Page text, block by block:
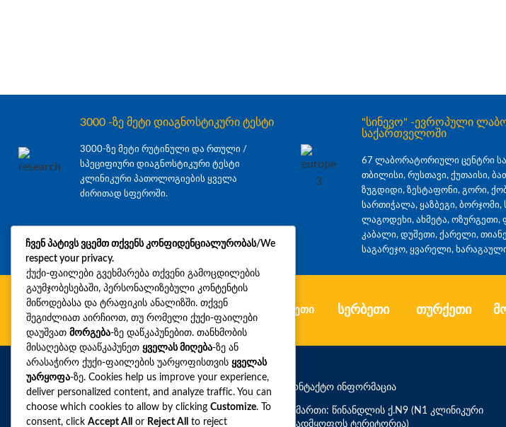
3000 -ზე მეტი დიაგნოსტიკური ტესტი
3000-ზე მეტი რუტინული და რთული /
სპეციფიური დიაგნოსტიკური ტესტი
კლინიკური პათოლოგიების ყველა
ძირითად სფეროში.
"სინევო" -ევროპული
საქართველოში
67 ლაბორატორიული ცენტრი
თბილისი, რუსთავი, ქუთაისი,
ზუგდიდი, ზესტაფონი, გორი,
სართიჭალა, ყაზბეგი, ბორჯომი,
ლაგოდეხი, ახმეტა,
კაბალი, დუშეთი, ქარელი,
საგარეჯო, ყვარელი,
გერმანია რუმინეთი უკრაინა ბულგარეთი სერბეთი თურქეთი
საკონტაქტო ინფორმაცია
მისამართი: წინანდლის ქ.N9 (N1 კლინიკური
საავადმყოფოს ტერიტორია)
ჩვენ პატივს ვცემთ თქვენს კონფიდენციალურობას/We
respect your privacy.
ქუქი-ფაილები გვეხმარება თქვენი გამოცდილების
გაუმჯობესებაში, პერსონალიზებული კონტენტის
მიწოდებასა და ტრაფიკის ანალიზში. თქვენ
შეგიძლიათ აირჩიოთ, თუ რომელი ქუქი-ფაილები
დაუშვათ მორგება-ზე დაწკაპუნებით. თანხმობის
მისაღებად დააწკაპუნეთ ყველას მიღება-ზე ან
არასაჭირო ქუქი-ფაილების უარყოფისთვის ყველას
უარყოფა-ზე. Cookies help us improve your experience,
deliver personalized content, and analyze traffic. You can
choose which cookies to allow by clicking Customize. To
consent, click Accept All or Reject All to reject